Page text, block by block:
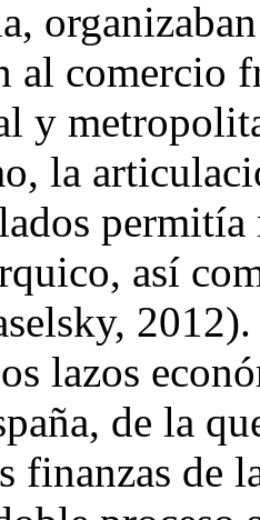
al comercio
y
la
así
lazos
de la
finanzas de